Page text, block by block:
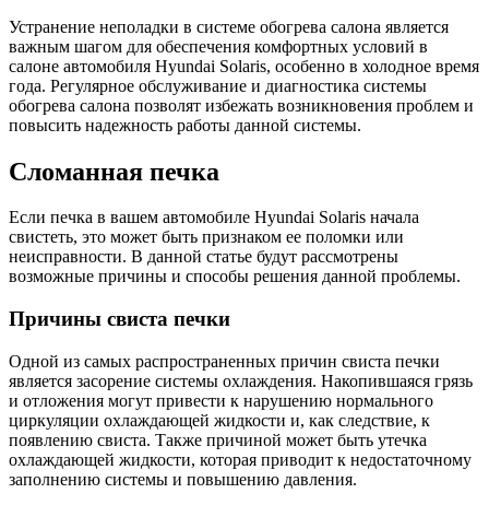
Устранение неполадки в системе обогрева салона является
важным шагом для обеспечения комфортных условий в
салоне автомобиля Hyundai Solaris, особенно в холодное время
года. Регулярное обслуживание и диагностика системы
обогрева салона позволят избежать возникновения проблем и
повысить надежность работы данной системы.
Сломанная печка
Если печка в вашем автомобиле Hyundai Solaris начала
свистеть, это может быть признаком ее поломки или
неисправности. В данной статье будут рассмотрены
возможные причины и способы решения данной проблемы.
Причины свиста печки
Одной из самых распространенных причин свиста печки
является засорение системы охлаждения. Накопившаяся грязь
и отложения могут привести к нарушению нормального
циркуляции охлаждающей жидкости и, как следствие, к
появлению свиста. Также причиной может быть утечка
охлаждающей жидкости, которая приводит к недостаточному
заполнению системы и повышению давления.